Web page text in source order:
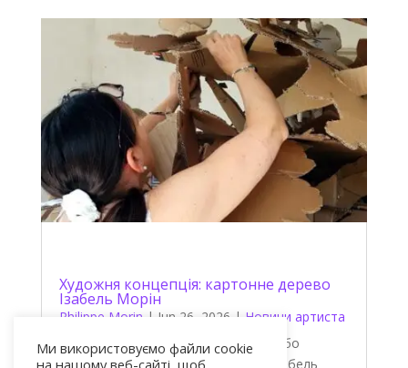
Художня концепція: картонне дерево
Ізабель Морін
Philippe Morin | Jun 26, 2026 | Новини артиста
Ізабель Морін: «Картонне дерево, або
Природа в ув’язненні» Художниця Ізабель
Ми використовуємо файли cookie
на нашому веб-сайті, щоб